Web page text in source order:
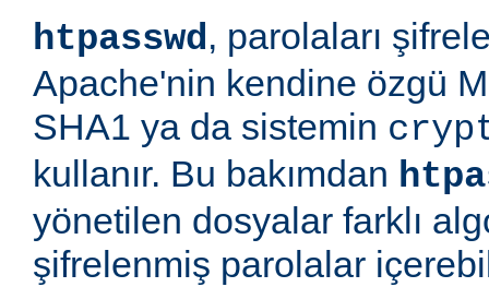
htpasswd, parolaları
Apache'nin kendine özgü
SHA1 ya da sistemin
kullanır. Bu bakımdan
yönetilen dosyalar farklı
şifrelenmiş parolalar